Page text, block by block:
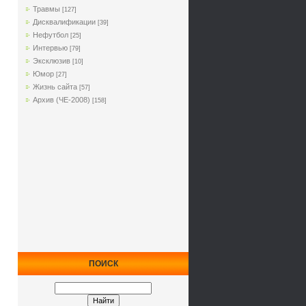
Травмы [127]
Дисквалификации [39]
Нефутбол [25]
Интервью [79]
Эксклюзив [10]
Юмор [27]
Жизнь сайта [57]
Архив (ЧЕ-2008) [158]
ПОИСК